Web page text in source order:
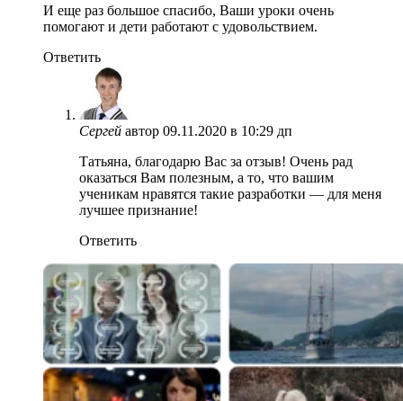
И еще раз большое спасибо, Ваши уроки очень
помогают и дети работают с удовольствием.
Ответить
Сергей автор 09.11.2020 в 10:29 дп
Татьяна, благодарю Вас за отзыв! Очень рад
оказаться Вам полезным, а то, что вашим
ученикам нравятся такие разработки — для меня
лучшее признание!
Ответить